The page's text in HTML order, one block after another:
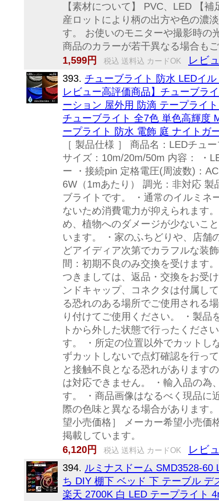
【素材について】 PVC、LED 【
産ロットにより柄の出方や色の濃
す。 お使いのモニターや撮影時の
商品のカラーが若干異なる場合も
1,599円
税込 送料込 カードOK レビ
393. チューブライト 防水 LEDイ
レビュー高評価商品】チューブラ
ーション 屋外用 防滴 テープライ
チューブライト 全7色 単色高輝度
ープライト 防水 電飾 庭 ナイトガ
［ 製品仕様 ］ 商品名：LEDチュ
サイズ：10m/20m/50m 内容： ・
ー ・接続pin 定格電圧(周波数)：
6W（1mあたり） 調光：非対応
ブライトです。 ・通常のイルミネ
ないため消費電力が抑えられます
め、植物へのダメージが少ないこ
います。 ・家のふちどりや、店舗
どアイディア次第でカラフルな装
間：初期不良のみ交換を受けます
つきましては、返品・交換をお受
ンドキャップ、コネクタは付属し
る恐れのある場所でご使用される
り付けてご使用ください。 ・製品
トから外した状態で行ったくださ
す。 ・所定の位置以外でカットし
ずカットしないで点灯確認を行っ
と接触不良となる恐れがあります
は対応できません。 ・輸入品の為
す。 ・商品画像はなるべく現品に
際の色味と異なる場合があります
望小売価格］ メーカー希望小売価
掲載しています。
6,120円
税込 送料込 カードOK レビ
394. ルミナスドーム SMD3528-60
ち DIY 棚下 ベッド 下 テーブル
楽天 2700K 白 LED テープライト